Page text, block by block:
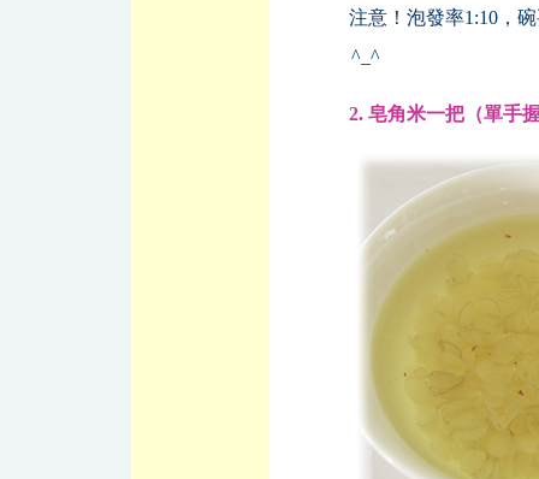
注意！泡發率1:10，
^_^
2. 皂角米一把（單手